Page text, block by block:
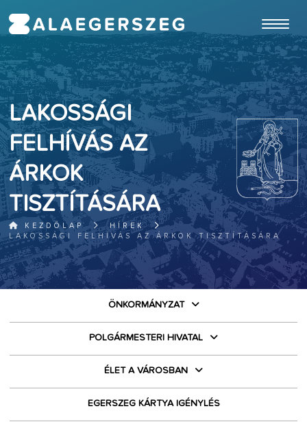
LAKOSSÁGI
FELHÍVÁS AZ
ÁRKOK
TISZTÍTÁSÁRA
KEZDŐLAP
HÍREK
LAKOSSÁGI FELHÍVÁS AZ ÁRKOK TISZTÍTÁSÁRA
ÖNKORMÁNYZAT
POLGÁRMESTERI HIVATAL
ÉLET A VÁROSBAN
EGERSZEG KÁRTYA IGÉNYLÉS